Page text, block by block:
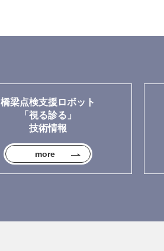
橋梁点検支援ロボット
「視る診る」
技術情報
more